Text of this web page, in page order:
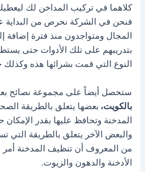
كلاهما في تركيب المداخن لك
فنحن في الشركة نحرص من البداية
المجال ومتواجدون منذ فترة إضافة
بتدريبهم على تلك الأدوات حتى
النوع التي قمت بشرائها هذه وكذلك
ستحصل أيضاً على مجموعة نصائح
بالكويت، بعضها يتعلق بالطريقة
المدخنة وتحافظ عليها بقدر
والبعض الآخر يتعلق بالطريقة التي
من المعروف أن تنظيف المدخنة أمر
الأدخنة والدهون والزيوت.